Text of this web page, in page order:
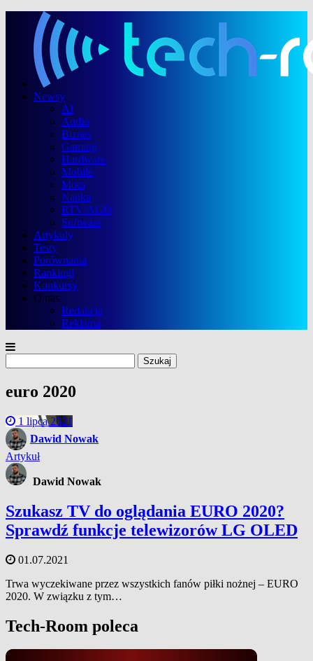
Newsy
AI
Audio
Biznes
Gaming
Hardware
Mobile
Moto
Nauka
RTV/AGD
Software
Artykuły
Testy
Porównania
Rankingi
Konkursy
O nas
Redakcja
Reklama
euro 2020
1 lipca 2021
Dawid Nowak
Artykuł
Dawid Nowak
Szukasz TV do oglądania EURO 2020?
Sprawdź funkcje telewizorów LG OLED
01.07.2021
Trwa wyczekiwane przez wszystkich fanów piłki nożnej – EURO
2020. W związku z tym…
Tech-Room poleca